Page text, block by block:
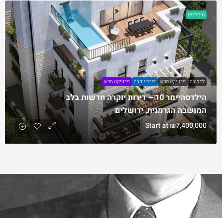
למכירה פרוייקט חדש דירת יוקרה פרוייקט חדש
הילדסהיימר 10 – דירות יוקרה חדשות בלב
המושבה הגרמנית, ירושלים
Start at₪7,400,000
מומלצים